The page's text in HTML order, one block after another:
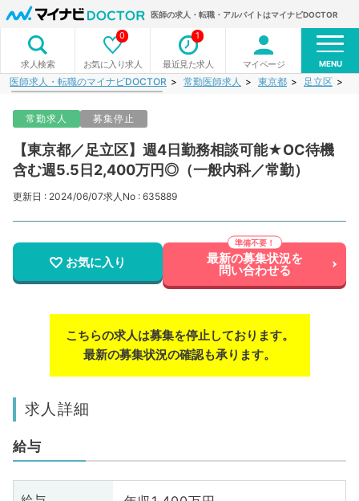
医師の求人・転職・アルバイトはマイナビDOCTOR
求人検索 お気に入り求人
0
最近見た求人
1
マイページ MENU
医師求人・転職のマイナビDOCTOR 常勤医師求人 東京都 足立区
常勤求人 募集停止
【東京都／足立区】週4日勤務相談可能★OC待機
含む週5.5日2,400万円◎（一般内科／常勤）
更新日 : 2024/06/07求人No : 635889
お気に入り 最新の募集状況を
問い合わせる
こちらの求人は募集を停止しております。
最新の募集状況の確認も承ります。
求人詳細
給与